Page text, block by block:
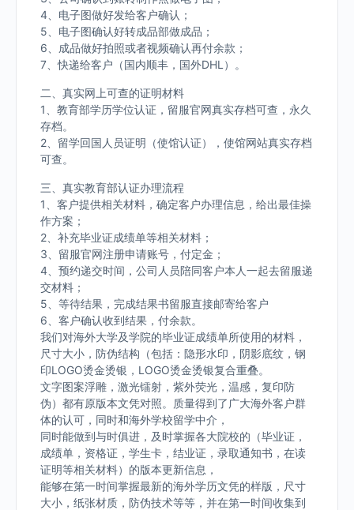
4、电子图做好发给客户确认；
5、电子图确认好转成品部做成品；
6、成品做好拍照或者视频确认再付余款；
7、快递给客户（国内顺丰，国外DHL）。
二、真实网上可查的证明材料
1、教育部学历学位认证，留服官网真实存档可查，永久
存档。
2、留学回国人员证明（使馆认证），使馆网站真实存档
可查。
三、真实教育部认证办理流程
1、客户提供相关材料，确定客户办理信息，给出最佳操
作方案；
2、补充毕业证成绩单等相关材料；
3、留服官网注册申请账号，付定金；
4、预约递交时间，公司人员陪同客户本人一起去留服递
交材料；
5、等待结果，完成结果书留服直接邮寄给客户
6、客户确认收到结果，付余款。
我们对海外大学及学院的毕业证成绩单所使用的材料，
尺寸大小，防伪结构（包括：隐形水印，阴影底纹，钢
印LOGO烫金烫银，LOGO烫金烫银复合重叠。
文字图案浮雕，激光镭射，紫外荧光，温感，复印防
伪）都有原版本文凭对照。质量得到了广大海外客户群
体的认可，同时和海外学校留学中介，
同时能做到与时俱进，及时掌握各大院校的（毕业证，
成绩单，资格证，学生卡，结业证，录取通知书，在读
证明等相关材料）的版本更新信息，
能够在第一时间掌握最新的海外学历文凭的样版，尺寸
大小，纸张材质，防伪技术等等，并在第一时间收集到